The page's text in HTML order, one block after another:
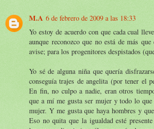
M.A 6 de febrero de 2009 a las 18:33
Yo estoy de acuerdo con que cada cual
aunque reconozco que no está de más
avise; para los progenitores despistados
Yo sé de alguna niña que quería
conseguía trajes de angelita (por tener el
En fin, no culpo a nadie, eran otros
que a mí me gusta ser mujer y todo lo
mujer. Y me gusta que haya hombres y
Eso no quita que la igualdad esté